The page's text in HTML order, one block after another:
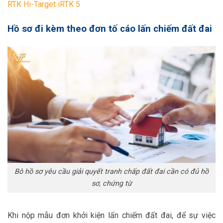
RTK Hi-Target iRTK 5
Hồ sơ đi kèm theo đơn tố cáo lấn chiếm đất đai
Bô hồ sơ yêu cầu giải quyết tranh chấp đất đai cần có đủ hồ
sơ, chứng từ
Khi nộp mẫu đơn khởi kiện lấn chiếm đất đai, để sự việc